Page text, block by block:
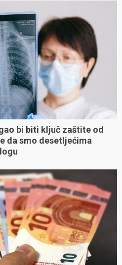
bi biti ključ zaštite od
da smo desetljećima